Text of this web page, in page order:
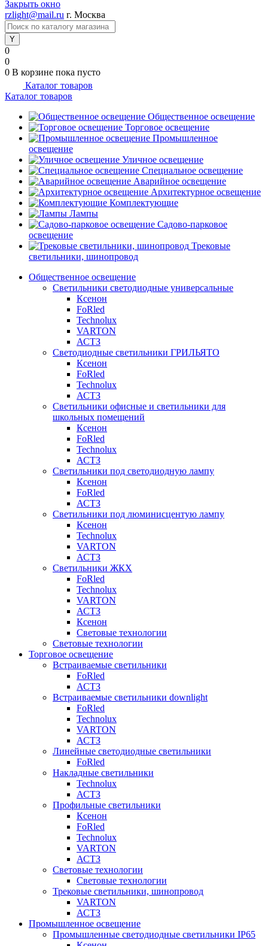
Закрыть окно
rzlight@mail.ru г. Москва
0
0
0 В корзине пока пусто
Каталог товаров
Каталог товаров
Общественное освещение
Торговое освещение
Промышленное
освещение
Уличное освещение
Специальное освещение
Аварийное освещение
Архитектурное освещение
Комплектующие
Лампы
Садово-парковое
освещение
Трековые
светильники, шинопровод
Общественное освещение
Светильники светодиодные универсальные
Ксенон
FoRled
Technolux
VARTON
АСТЗ
Светодиодные светильники ГРИЛЬЯТО
Ксенон
FoRled
Technolux
АСТЗ
Светильники офисные и светильники для
школьных помещений
Ксенон
FoRled
Technolux
АСТЗ
Светильники под светодиодную лампу
Ксенон
FoRled
АСТЗ
Светильники под люминисцентую лампу
Ксенон
Technolux
VARTON
АСТЗ
Светильники ЖКХ
FoRled
Technolux
VARTON
АСТЗ
Ксенон
Световые технологии
Световые технологии
Торговое освещение
Встраиваемые светильники
FoRled
АСТЗ
Встраиваемые светильники downlight
FoRled
Technolux
VARTON
АСТЗ
Линейные светодиодные светильники
FoRled
Накладные светильники
Technolux
АСТЗ
Профильные светильники
Ксенон
FoRled
Technolux
VARTON
АСТЗ
Световые технологии
Световые технологии
Трековые светильники, шинопровод
VARTON
АСТЗ
Промышленное освещение
Промышленные светодиодные светильники IP65